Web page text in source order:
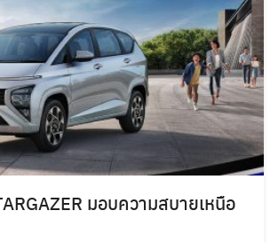
Search
มอบความสบายเหนือ